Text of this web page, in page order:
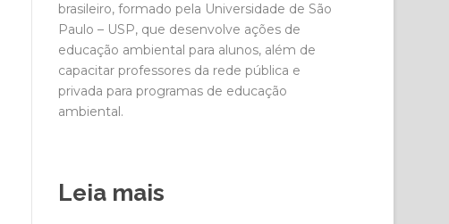
brasileiro, formado pela Universidade de São
Paulo – USP, que desenvolve ações de
educação ambiental para alunos, além de
capacitar professores da rede pública e
privada para programas de educação
ambiental.
Leia mais